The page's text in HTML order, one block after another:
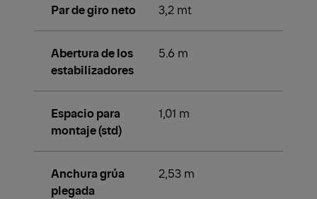
Par de giro neto 3,2 mt
Abertura de los
estabilizadores
5.6 m
Espacio para
montaje (std)
1,01 m
Anchura grúa
plegada
2,53 m